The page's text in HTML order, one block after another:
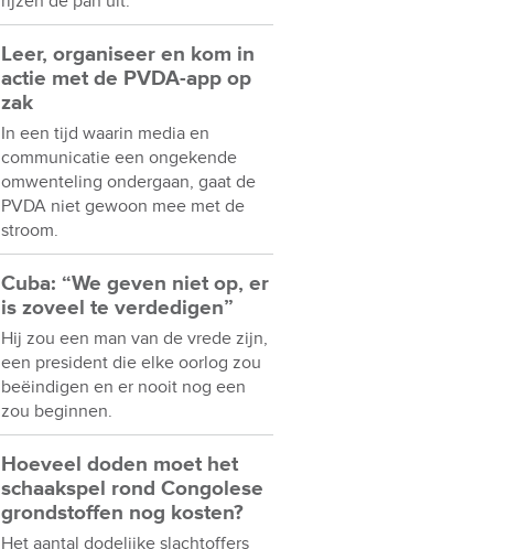
Leer, organiseer en kom in
actie met de PVDA-app op
zak
In een tijd waarin media en
communicatie een ongekende
omwenteling ondergaan, gaat de
PVDA niet gewoon mee met de
stroom.
Cuba: “We geven niet op, er
is zoveel te verdedigen”
Hij zou een man van de vrede zijn,
een president die elke oorlog zou
beëindigen en er nooit nog een
zou beginnen.
Hoeveel doden moet het
schaakspel rond Congolese
grondstoffen nog kosten?
Het aantal dodelijke slachtoffers